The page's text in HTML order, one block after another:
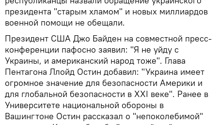
президента "старым хламом" и новых миллиардов
военной помощи не обещали.
Президент США Джо Байден на совместной пресс-
конференции пафосно заявил: "Я не уйду с
Украины, и американский народ тоже". Глава
Пентагона Ллойд Остин добавил: "Украина имеет
огромное значение для безопасности Америки и
для глобальной безопасности в XXI веке". Ранее в
Университете национальной обороны в
Вашингтоне Остин рассказал о "непоколебимой"